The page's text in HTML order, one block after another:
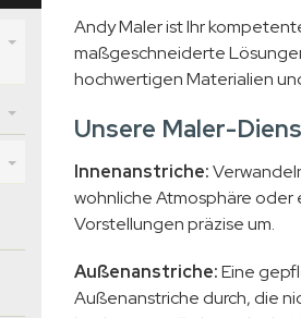
Andy Maler ist Ihr
maßgeschneiderte
hochwertigen Materialien
Unsere Maler-
Innenanstriche:
wohnliche Atmosphäre oder
Vorstellungen präzise um.
Außenanstriche:Eine
Außenanstriche durch, die